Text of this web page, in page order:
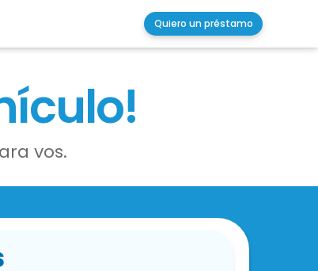
Quiero un préstamo
vos.